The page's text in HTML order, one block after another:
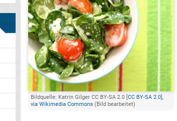
Bildquelle: Katrin Gilger CC BY-SA 2.0 [CC BY-SA 2.0],
via Wikimedia Commons (Bild bearbeitet)